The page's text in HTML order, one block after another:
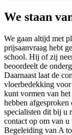
We staan
We gaan altijd met
prijsaanvraag hebt
school. Hij of zij
beoordeelt de
Daarnaast laat de
vloerbedekking voor
kunt vormen van
hebben
specialisten dit bij u
contact op om van u
Begeleiding van A